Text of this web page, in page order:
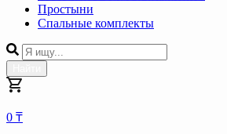
Простыни
Спальные комплекты
0 ₸